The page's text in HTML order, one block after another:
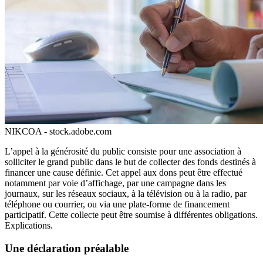
NIKCOA - stock.adobe.com
L’appel à la générosité du public consiste pour une association à
solliciter le grand public dans le but de collecter des fonds destinés à
financer une cause définie. Cet appel aux dons peut être effectué
notamment par voie d’affichage, par une campagne dans les
journaux, sur les réseaux sociaux, à la télévision ou à la radio, par
téléphone ou courrier, ou via une plate-forme de financement
participatif. Cette collecte peut être soumise à différentes obligations.
Explications.
Une déclaration préalable